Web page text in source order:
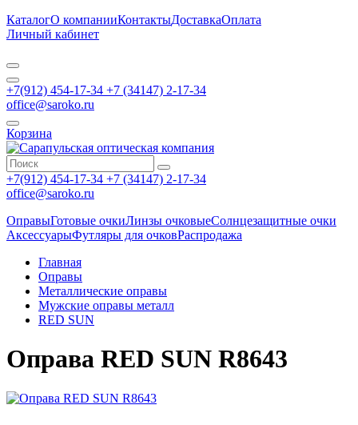
КаталогО компанииКонтактыДоставкаОплата
Личный кабинет
+7(912) 454-17-34 +7 (34147) 2-17-34
office@saroko.ru
Корзина
+7(912) 454-17-34 +7 (34147) 2-17-34
office@saroko.ru
ОправыГотовые очкиЛинзы очковыеСолнцезащитные очки
АксессуарыФутляры для очковРаспродажа
Главная
Оправы
Металлические оправы
Мужские оправы металл
RED SUN
Оправа RED SUN R8643